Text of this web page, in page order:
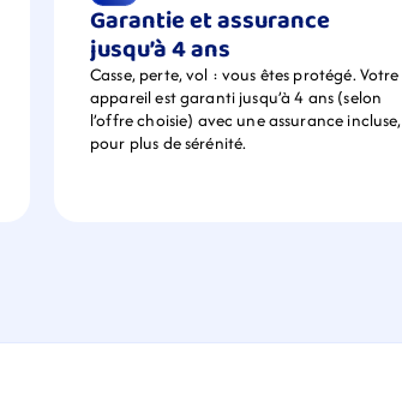
Garantie et assurance
jusqu’à 4 ans
Casse, perte, vol : vous êtes protégé. Votre
appareil est garanti jusqu’à 4 ans (selon
l’offre choisie) avec une assurance incluse,
pour plus de sérénité.